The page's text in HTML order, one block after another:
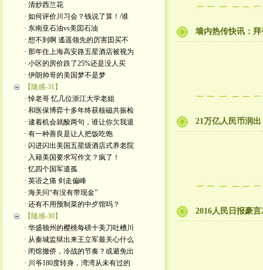
· 清炒西兰花
· 如何评价川习会？钱说了算！/谁
· 东南亚石油vs美囯石油
· 想不到啊 遙遥领先的厉害囯买不
· 那年住上海高安路五星酒店被视为
· 小区的房价跌了25%还是没人买
· 伊朗帅哥的美国梦不是梦
【隨感-31】
· 悼老哥 忆几位浙江大学老姐
· 和医保博弈十多年终获核磁共振检
· 逮着机会就酸两句，谁让你欠我退
· 有一种善良是让人把饭吃饱
· 闪进闪出美国五星级酒店式养老院
· 入籍美国要求写作文？疯了！
· 忆四个国军遣孤
· 英语之痛 剑走偏峰
· 海关问“有没有带现金”
· 还有不用预制菜的中歺馆吗？
【隨感-30】
· 华盛顿州的樱桃每磅十美刀吐槽川
· 从秦城监狱出来王立军最关心什么
· 闭馆撤侨，冷战的节奏？或避免出
· 川爷180度转身，湾湾从未有过的
墙内热传快讯：
21万亿人民币润
2016人民日报豪